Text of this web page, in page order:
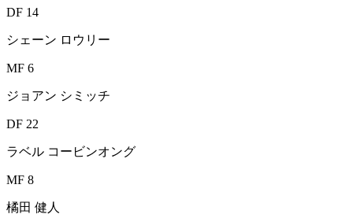
DF 14
シェーン ロウリー
MF 6
ジョアン シミッチ
DF 22
ラベル コービンオング
MF 8
橘田 健人